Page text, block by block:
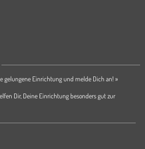
gelungene Einrichtung und melde Dich an! »
Dir, Deine Einrichtung besonders gut zur